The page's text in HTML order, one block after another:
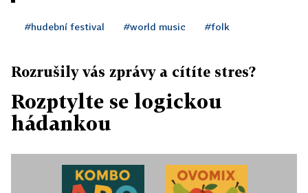
#hudební festival #world music #folk
Rozrušily vás zprávy a cítíte stres?
Rozptylte se logickou
hádankou